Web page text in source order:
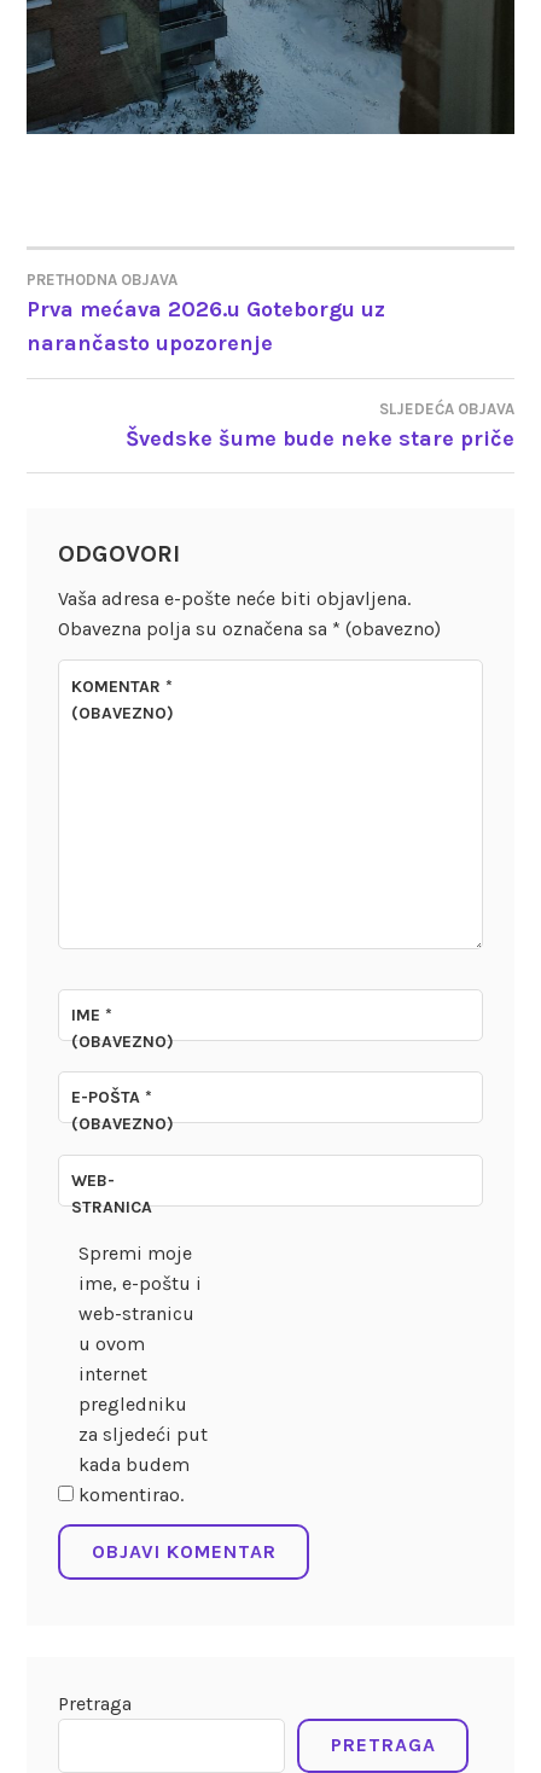
NAVIGACIJA
OBJAVA
PRETHODNA OBJAVA
Prva mećava 2026.u Goteborgu uz
narančasto upozorenje
SLJEDEĆA OBJAVA
Švedske šume bude neke stare priče
ODGOVORI
Vaša adresa e-pošte neće biti objavljena.
Obavezna polja su označena sa * (obavezno)
KOMENTAR*
(OBAVEZNO)
IME*
(OBAVEZNO)
E-POŠTA*
(OBAVEZNO)
WEB-
STRANICA
Spremi moje
ime, e-poštu i
web-stranicu
u ovom
internet
pregledniku
za sljedeći put
kada budem
komentirao.
Pretraga
PRETRAGA